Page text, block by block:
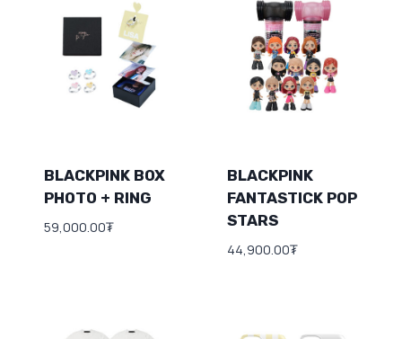
BLACKPINK BOX
PHOTO + RING
59,000.00₮
BLACKPINK
FANTASTICK POP
STARS
44,900.00₮